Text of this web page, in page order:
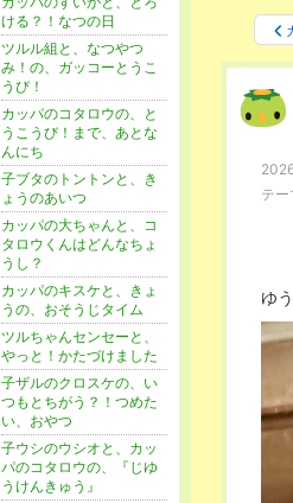
テ
ゆ
ける？！なつの日
ツルル組と、なつやつ
み！の、ガッコーとうこ
うび！
カッパのコタロウの、と
うこうび！まで、あとな
んにち
子ブタのトントンと、き
ょうのあいつ
カッパの大ちゃんと、コ
タロウくんはどんなちょ
うし？
カッパのキスケと、きょ
うの、おそうじタイム
ツルちゃんセンセーと、
やっと！かたづけました
子ザルのクロスケの、い
つもとちがう？！つめた
い、おやつ
子ウシのウシオと、カッ
パのコタロウの、『じゆ
うけんきゅう』